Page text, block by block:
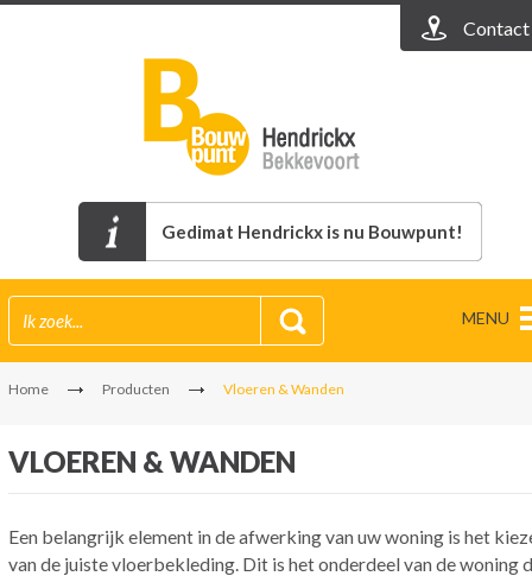
Contact
Gedimat Hendrickx is nu Bouwpunt!
MENU
Home Producten Vloeren & Wanden
VLOEREN & WANDEN
Een belangrijk element in de afwerking van uw woning is het
van de juiste vloerbekleding. Dit is het onderdeel van de woning